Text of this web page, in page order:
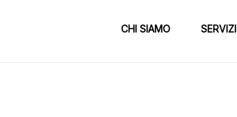
CHI SIAMO SERVIZI